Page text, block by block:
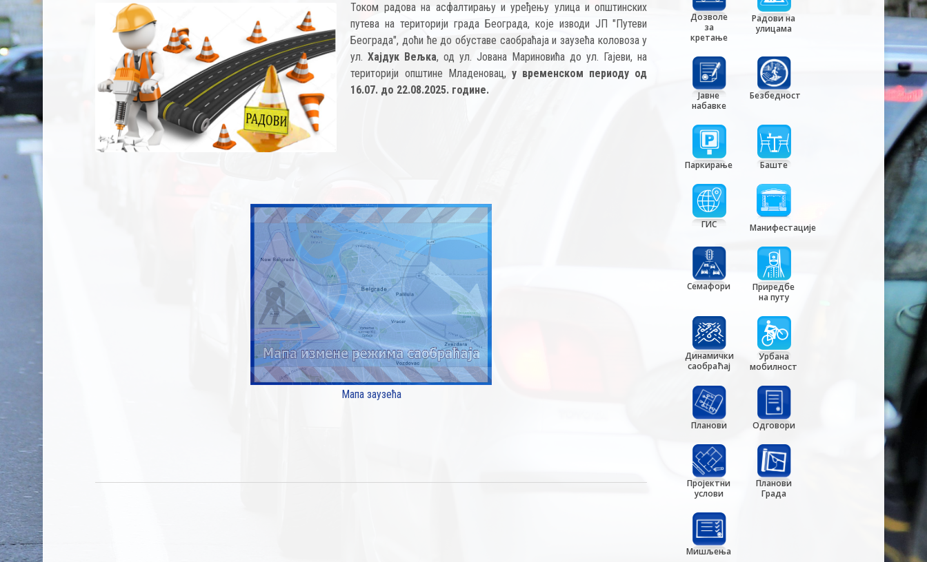
Током радова на асфалтирању и уређењу улица и општинских
путева на територији града Београда, које изводи ЈП "Путеви
Београда", доћи ће до обуставе саобраћаја и заузећа коловоза у
ул.Хајдук Вељка, од ул. Јована Мариновића до ул. Гајеви, на
територији општине Младеновац, у временском периоду од
16.07. до 22.08.2025. године.
Мапа заузећа
Дозволе
за
кретање
Радови на
улицама
Јавне
набавке
Безбедност
Паркирање Баште
ГИС Манифестације
Семафори
Приредбе
на путу
Динамички
саобраћај
Урбана
мобилност
Планови Одговори
Пројектни
услови
Планови
Града
Мишљења